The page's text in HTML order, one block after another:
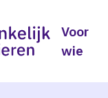
Voor
wie